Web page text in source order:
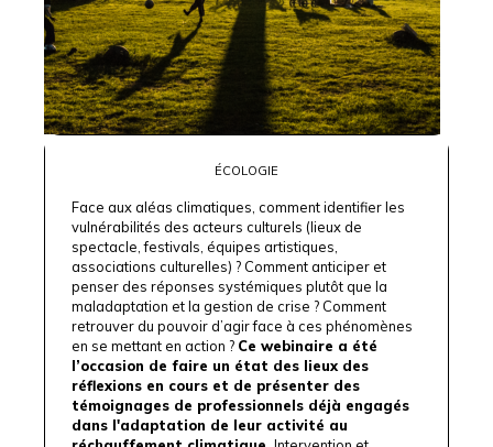
ÉCOLOGIE
Face aux aléas climatiques, comment identifier les
vulnérabilités des acteurs culturels (lieux de
spectacle, festivals, équipes artistiques,
associations culturelles) ? Comment anticiper et
penser des réponses systémiques plutôt que la
maladaptation et la gestion de crise ? Comment
retrouver du pouvoir d’agir face à ces phénomènes
en se mettant en action ? Ce webinaire a été
l’occasion de faire un état des lieux des
réflexions en cours et de présenter des
témoignages de professionnels déjà engagés
dans l'adaptation de leur activité au